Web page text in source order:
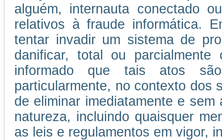
alguém, internauta conectado
relativos à fraude informática.
tentar invadir um sistema de
danificar, total ou
informado que tais atos
particularmente, no contexto dos
de eliminar imediatamente e
natureza, incluindo quaisquer
as leis e regulamentos em vigor,